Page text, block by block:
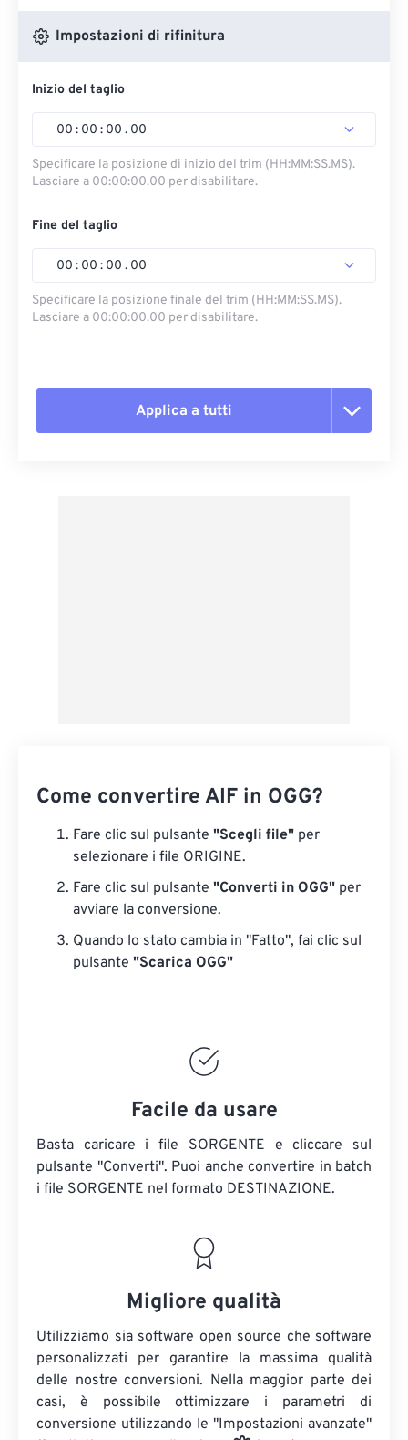
Impostazioni di rifinitura
Inizio del taglio
00 : 00 : 00 . 00
Specificare la posizione di inizio del trim (HH:MM:SS.MS).
Lasciare a 00:00:00.00 per disabilitare.
Fine del taglio
00 : 00 : 00 . 00
Specificare la posizione finale del trim (HH:MM:SS.MS).
Lasciare a 00:00:00.00 per disabilitare.
Applica a tutti
Come convertire AIF in OGG?
Fare clic sul pulsante "Scegli file" per
selezionare i file ORIGINE.
Fare clic sul pulsante "Converti in OGG" per
avviare la conversione.
Quando lo stato cambia in "Fatto", fai clic sul
pulsante "Scarica OGG"
Facile da usare
Basta caricare i file SORGENTE e cliccare sul
pulsante "Converti". Puoi anche convertire in batch
i file SORGENTE nel formato DESTINAZIONE.
Migliore qualità
Utilizziamo sia software open source che software
personalizzati per garantire la massima qualità
delle nostre conversioni. Nella maggior parte dei
casi, è possibile ottimizzare i parametri di
conversione utilizzando le "Impostazioni avanzate"